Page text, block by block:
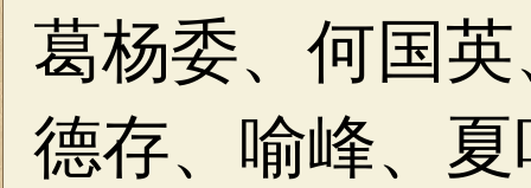
葛杨委、何国
德存、喻峰、